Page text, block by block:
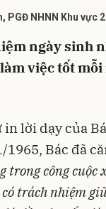
PGĐ NHNN Khu vực 2
ngày sinh
việc tốt
in lời dạy của
1965, Bác đã
trong công cuộc
trách nhiệm